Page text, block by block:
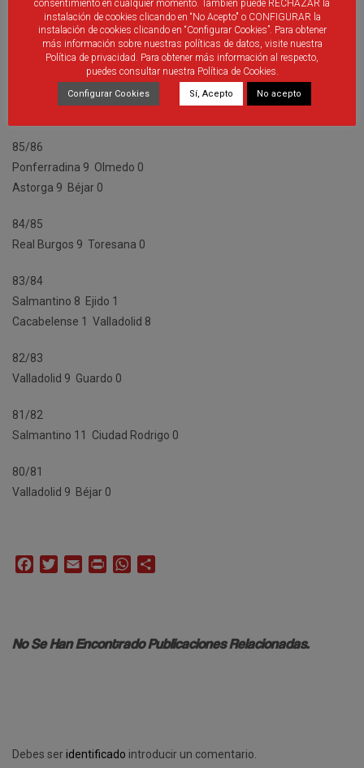
87/88
Segoviana 7  Arévalo 0
85/86
Ponferradina 9  Olmedo 0
Astorga 9  Béjar 0
84/85
Real Burgos 9  Toresana 0
83/84
Salmantino 8  Ejido 1
Cacabelense 1  Valladolid 8
82/83
Valladolid 9  Guardo 0
81/82
Salmantino 11  Ciudad Rodrigo 0
80/81
Valladolid 9  Béjar 0
FacebookTwitterEmail Print WhatsApp
No Se Han Encontrado Publicaciones Relacionadas.
Debes seridentificado introducir un comentario.
consentimiento en cualquier momento. También puede RECHAZAR la
instalación de cookies clicando en “No Acepto" o CONFIGURAR la
instalación de cookies clicando en “Configurar Cookies”. Para obtener
más información sobre nuestras políticas de datos, visite nuestra
Política de privacidad. Para obtener más información al respecto,
puedes consultar nuestra Política de Cookies.
Configurar Cookies Sí, Acepto No acepto